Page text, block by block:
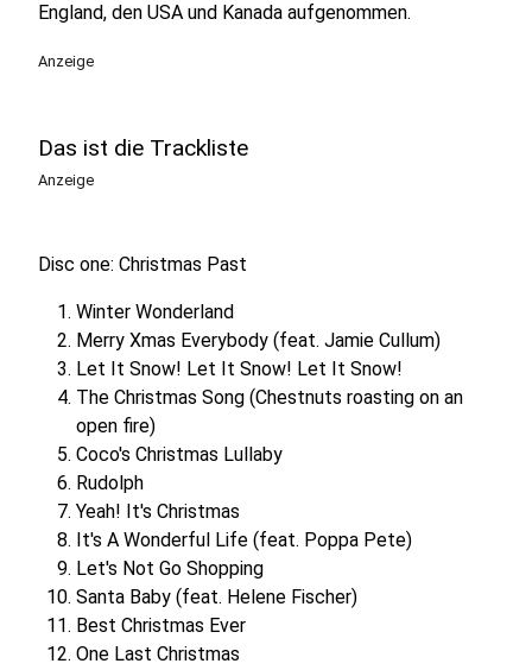
England, den USA und Kanada aufgenommen.
Anzeige
Das ist die Trackliste
Anzeige
Disc one: Christmas Past
Winter Wonderland
Merry Xmas Everybody (feat. Jamie Cullum)
Let It Snow! Let It Snow! Let It Snow!
The Christmas Song (Chestnuts roasting on an
open fire)
Coco's Christmas Lullaby
Rudolph
Yeah! It's Christmas
It's A Wonderful Life (feat. Poppa Pete)
Let's Not Go Shopping
Santa Baby (feat. Helene Fischer)
Best Christmas Ever
One Last Christmas